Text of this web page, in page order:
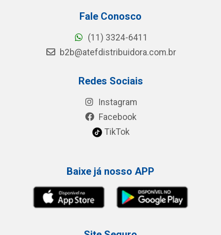
Fale Conosco
(11) 3324-6411
b2b@atefdistribuidora.com.br
Redes Sociais
Instagram
Facebook
TikTok
Baixe já nosso APP